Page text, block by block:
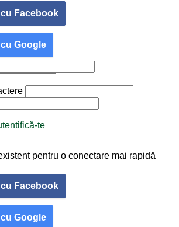
Facebook
Google
te
pentru o conectare mai rapidă
Facebook
Google